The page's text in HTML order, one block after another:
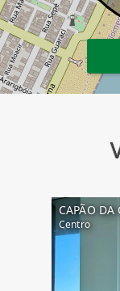
CAPÃO DA
Centro